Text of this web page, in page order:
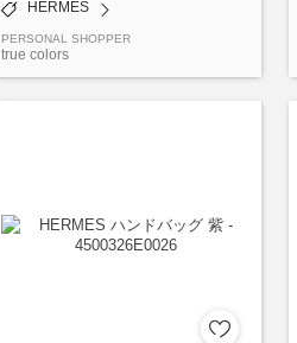
HERMES
PERSONAL SHOPPER
true colors